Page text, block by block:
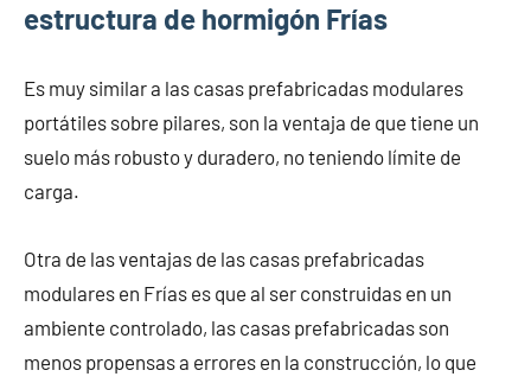
estructura de hormigón Frías
Es muy similar a las casas prefabricadas modulares
portátiles sobre pilares, son la ventaja de que tiene un
suelo más robusto y duradero, no teniendo límite de
carga.
Otra de las ventajas de las casas prefabricadas
modulares en Frías es que al ser construidas en un
ambiente controlado, las casas prefabricadas son
menos propensas a errores en la construcción, lo que